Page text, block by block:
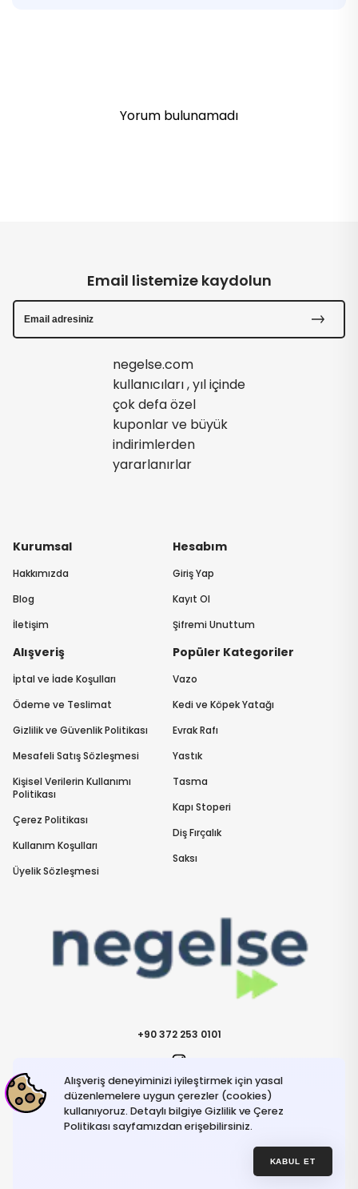
Alışveriş deneyiminizi iyileştirmek için yasal
düzenlemelere uygun çerezler (cookies)
kullanıyoruz. Detaylı bilgiye Gizlilik ve Çerez
Politikası sayfamızdan erişebilirsiniz.
KABUL ET
Yorum bulunamadı
+90 372 253 0101
İletişime Geçininfo@negelse.com
Kurumsal
Hakkımızda
Blog
İletişim
Hesabım
Giriş Yap
Kayıt Ol
Şifremi Unuttum
Alışveriş
İptal ve İade Koşulları
Ödeme ve Teslimat
Gizlilik ve Güvenlik Politikası
Mesafeli Satış Sözleşmesi
Kişisel Verilerin Kullanımı
Politikası
Çerez Politikası
Kullanım Koşulları
Üyelik Sözleşmesi
Popüler Kategoriler
Vazo
Kedi ve Köpek Yatağı
Evrak Rafı
Yastık
Tasma
Kapı Stoperi
Diş Fırçalık
Saksı
Email listemize kaydolun
negelse.com
kullanıcıları , yıl içinde
çok defa özel
kuponlar ve büyük
indirimlerden
yararlanırlar